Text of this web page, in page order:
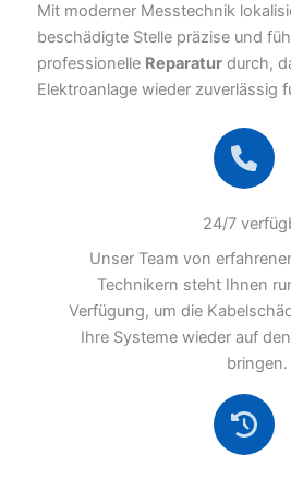
Mit moderner Messtechnik
beschädigte Stelle präzise und
professionelle Reparatur durch,
Elektroanlage wieder zuverlässig
24/7
Unser Team von
Technikern steht Ihnen
Verfügung, um die
Ihre Systeme wieder auf
bringen.